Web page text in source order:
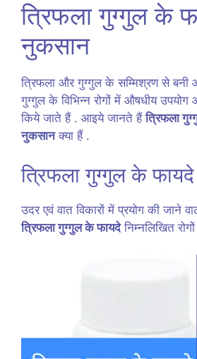
त्रिफला गुग्गुल के
नुकसान
त्रिफला और गुग्गुल के सम्मिश्रण से बनी
गुग्गुल के विभिन्न रोगों में औषधीय उपयोग
किये जाते हैं . आइये जानते हैंत्रिफला
नुकसानक्या हैं .
त्रिफला गुग्गुल के फायदे
उदर एवं वात विकारों में प्रयोग की जाने
त्रिफला गुग्गुल के फायदेनिम्नलिखित